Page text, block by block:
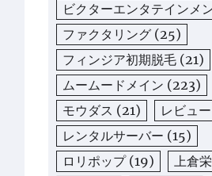
ビクターエンタテインメ
ファクタリング (25)
フィンジア初期脱毛 (21)
ムームードメイン (223)
モウダス (21) レビュー
レンタルサーバー (15)
ロリポップ(19) 上倉